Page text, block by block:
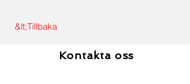
&lt;Tillbaka
Kontakta oss